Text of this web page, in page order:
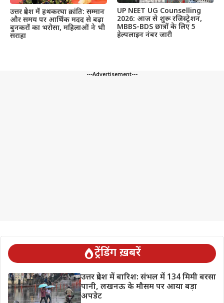
उत्तर प्रदेश में हथकरघा क्रांति: सम्मान
और समय पर आर्थिक मदद से बढ़ा
बुनकरों का भरोसा, महिलाओं ने भी
सराहा
UP NEET UG Counselling
2026: आज से शुरू रजिस्ट्रेशन,
MBBS-BDS छात्रों के लिए 5
हेल्पलाइन नंबर जारी
---Advertisement---
ट्रेंडिंग ख़बरें
उत्तर प्रदेश में बारिश: संभल में 134 मिमी बरसा
पानी, लखनऊ के मौसम पर आया बड़ा
अपडेट